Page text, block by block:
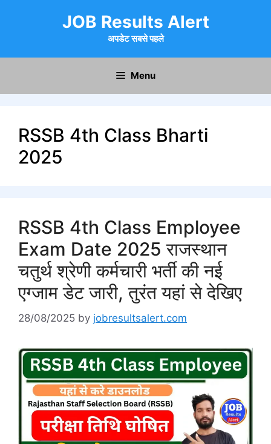
JOB Results Alert
अपडेट सबसे पहले
Menu
RSSB 4th Class Bharti
2025
RSSB 4th Class Employee
Exam Date 2025 राजस्थान
चतुर्थ श्रेणी कर्मचारी भर्ती की नई
एग्जाम डेट जारी, तुरंत यहां से देखिए
28/08/2025 by jobresultsalert.com